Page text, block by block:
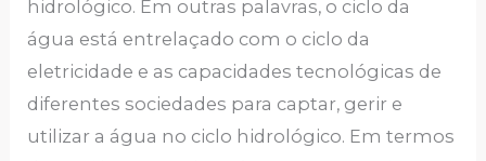
hidrológico. Em outras palavras, o ciclo da
água está entrelaçado com o ciclo da
eletricidade e as capacidades tecnológicas de
diferentes sociedades para captar, gerir e
utilizar a água no ciclo hidrológico. Em termos